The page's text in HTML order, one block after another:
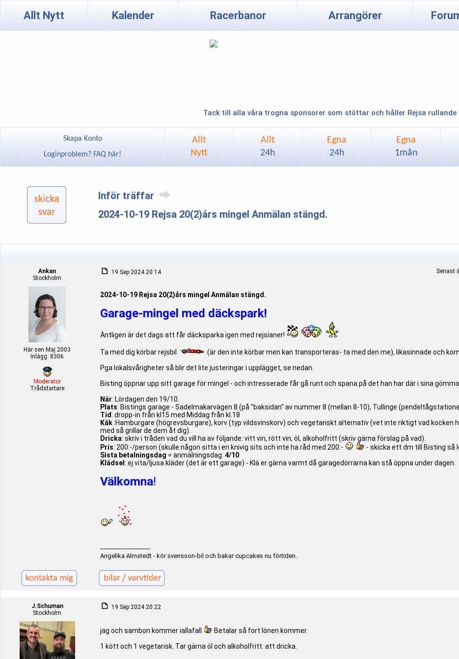
Allt Nytt Kalender Racerbanor Arrangörer
Tack till alla våra trogna sponsorer som stöttar och håller Rejsa rullande
Skapa Konto
Loginproblem? FAQ här!
Allt
Nytt
Allt
24h
Egna
24h
Egna
1mån
Inför träffar
2024-10-19 Rejsa 20(2)års mingel Anmälan stängd.
Ankan
Stockholm
Här sen Maj 2003
Inlägg: 8306
Moderator
Trådstartare
19 Sep 2024 20:14 Senast
2024-10-19 Rejsa 20(2)års mingel Anmälan stängd.
Garage-mingel med däckspark!
Äntligen är det dags att får däcksparka igen med rejsianer!
Ta med dig körbar rejsbil
(är den inte körbar men kan transporteras- ta med den me), likasinnade och
Pga lokalsvårigheter så blir det lite justeringar i upplägget, se nedan.
Bisting öppnar upp sitt garage för mingel - och intresserade får gå runt och spana på det han har där i sina
När: Lördagen den 19/10.
Plats: Bistings garage - Sadelmakarvägen 8 (på "baksidan" av nummer 8 (mellan 8-10), Tullinge
Tid: dropp-in från kl15 med Middag från kl.18
Käk:Hamburgare (högrevsburgare), korv (typ vildsvinskorv) och vegetariskt alternativ (vet inte riktigt vad kocken
med så grillar de dem åt dig).
Dricka: skriv i tråden vad du vill ha av följande: vitt vin, rött vin, öl, alkoholfritt (skriv gärna förslag på vad).
Pris: 200:-/person (skulle någon sitta i en knivig sits och inte ha råd med 200:-
- skicka ett dm till Bisting så
Sista betalningsdag = anmälningsdag: 4/10
Klädsel : ej vita/ljusa kläder (det är ett garage) - Klä er gärna varmt då garagedörrarna kan stå öppna under dagen.
Välkomna!
Angelika Almstedt - kör svensson-bil och bakar cupcakes nu förtiden.
J.Schuman
Stockholm
19 Sep 2024 20:22
jag och sambon kommer iallafall
Betalar så fort lönen kommer.
1 kött och 1 vegetarisk. Tar gärna öl och alkoholfritt. att dricka.